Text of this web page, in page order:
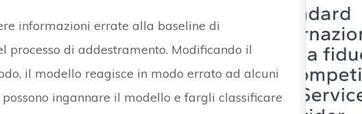
informazioni errate alla baseline di
processo di addestramento. Modificando il
il modello reagisce in modo errato ad alcuni
ingannare il modello e fargli classificare